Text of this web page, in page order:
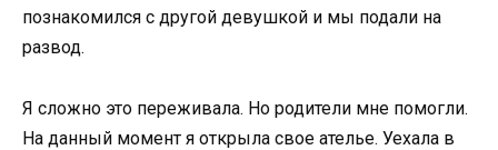
познакомился с другой девушкой и мы подали на
развод.
Я сложно это переживала. Но родители мне помогли.
На данный момент я открыла свое ателье. Уехала в